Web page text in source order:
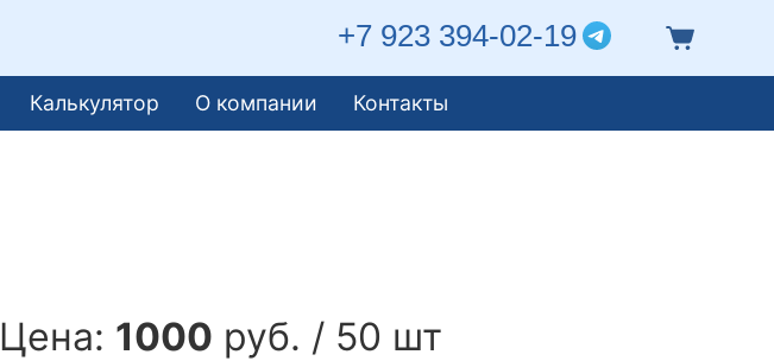
+7 923 394-02-19
Калькулятор О компании Контакты
Цена: 1000 руб. / 50 шт